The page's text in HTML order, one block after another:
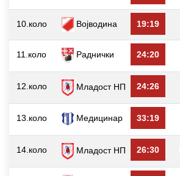
10.коло Војводина 19:19
11.коло Раднички 24:20
12.коло Младост НП 24:26
13.коло Медицинар 33:19
14.коло Младост НП 26:30